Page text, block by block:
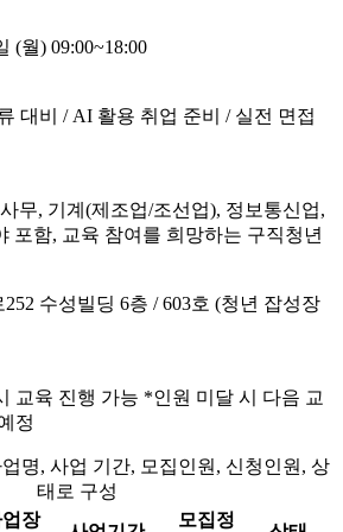
(월) 09:00~18:00
대비 / AI 활용 취업 준비 / 실전 면접
사무, 기계(제조업/조선업), 정보통신업,
포함, 교육 참여를 희망하는 구직청년
수성빌딩 6층 / 603호 (청년 잡성장
교육 진행 가능 *인원 미달 시 다음 교
정
명, 사업 기간, 모집인원, 신청인원, 상
태로 구성
장 모집정